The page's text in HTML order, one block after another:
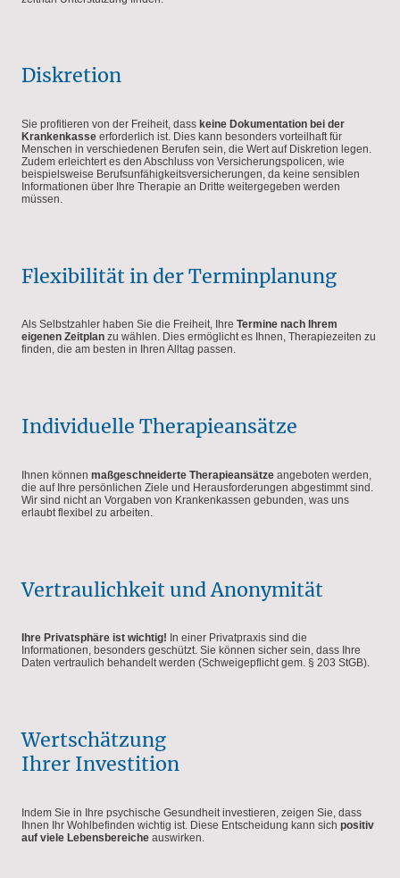
Diskretion
Sie profitieren von der Freiheit, dass keine Dokumentation bei der
Krankenkasse erforderlich ist. Dies kann besonders vorteilhaft für
Menschen in verschiedenen Berufen sein, die Wert auf Diskretion legen.
Zudem erleichtert es den Abschluss von Versicherungspolicen, wie
beispielsweise Berufsunfähigkeitsversicherungen, da keine sensiblen
Informationen über Ihre Therapie an Dritte weitergegeben werden
müssen.
Flexibilität in der Terminplanung
Als Selbstzahler haben Sie die Freiheit, Ihre Termine nach Ihrem
eigenen Zeitplan zu wählen. Dies ermöglicht es Ihnen, Therapiezeiten zu
finden, die am besten in Ihren Alltag passen.
Individuelle Therapieansätze
Ihnen können maßgeschneiderte Therapieansätze angeboten werden,
die auf Ihre persönlichen Ziele und Herausforderungen abgestimmt sind.
Wir sind nicht an Vorgaben von Krankenkassen gebunden, was uns
erlaubt flexibel zu arbeiten.
Vertraulichkeit und Anonymität
Ihre Privatsphäre ist wichtig! In einer Privatpraxis sind die
Informationen, besonders geschützt. Sie können sicher sein, dass Ihre
Daten vertraulich behandelt werden (Schweigepflicht gem. § 203 StGB).
Wertschätzung
Ihrer Investition
Indem Sie in Ihre psychische Gesundheit investieren, zeigen Sie, dass
Ihnen Ihr Wohlbefinden wichtig ist. Diese Entscheidung kann sich positiv
auf viele Lebensbereiche auswirken.